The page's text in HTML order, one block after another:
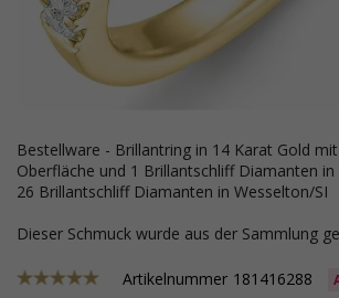
Bestellware - Brillantring in 14 Karat Gold mit polierter
Oberfläche und 1 Brillantschliff Diamanten
26 Brillantschliff Diamanten in Wesselton/SI
Dieser Schmuck wurde aus der Sammlung
Artikelnummer 181416288